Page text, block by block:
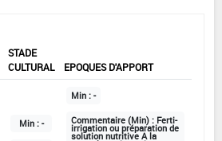
STADE
CULTURAL
EPOQUES D'APPORT
Min : -
Min : -
Commentaire (Min) : Ferti-
irrigation ou préparation de
solution nutritive A la